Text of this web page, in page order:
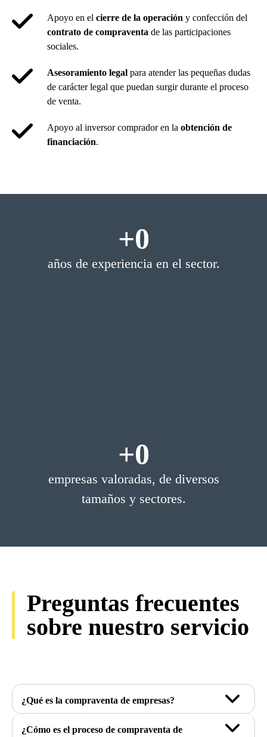
Apoyo en el cierre de la operación y confección del
contrato de compraventa de las participaciones
sociales.
Asesoramiento legalpara atender las pequeñas dudas
de carácter legal que puedan surgir durante el proceso
de venta.
Apoyo al inversor comprador en la obtención de
financiación.
+0
años de experiencia en el sector.
+0
empresas valoradas, de diversos
tamaños y sectores.
Preguntas frecuentes
sobre nuestro servicio
¿Qué es la compraventa de empresas?
¿Cómo es el proceso de compraventa de